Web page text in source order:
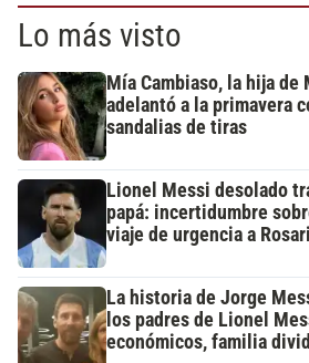
Lo más visto
Mía Cambiaso, la hija de
adelantó a la primavera
sandalias de tiras
Lionel Messi desolado
papá: incertidumbre
viaje de urgencia a
La historia de Jorge
los padres de Lionel
económicos, familia